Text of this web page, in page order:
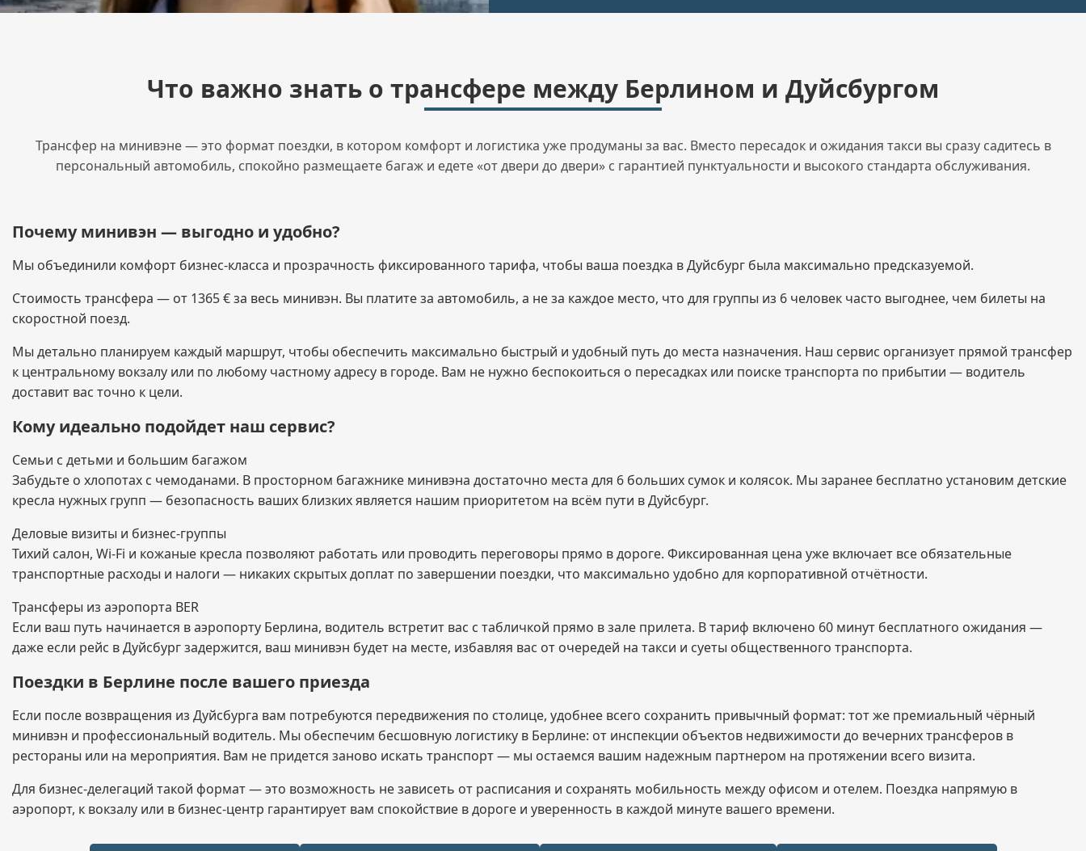
Что важно знать о трансфере между Берлином и Дуйсбургом
Трансфер на минивэне — это формат поездки, в котором комфорт и логистика уже продуманы за вас. Вместо пересадок и ожидания такси вы сразу садитесь в
персональный автомобиль, спокойно размещаете багаж и едете «от двери до двери» с гарантией пунктуальности и высокого стандарта обслуживания.
Почему минивэн — выгодно и удобно?
Мы объединили комфорт бизнес-класса и прозрачность фиксированного тарифа, чтобы ваша поездка в Дуйсбург была максимально предсказуемой.
Стоимость трансфера — от 1365 € за весь минивэн. Вы платите за автомобиль, а не за каждое место, что для группы из 6 человек часто выгоднее, чем билеты на
скоростной поезд.
Мы детально планируем каждый маршрут, чтобы обеспечить максимально быстрый и удобный путь до места назначения. Наш сервис организует прямой трансфер
к центральному вокзалу или по любому частному адресу в городе. Вам не нужно беспокоиться о пересадках или поиске транспорта по прибытии — водитель
доставит вас точно к цели.
Кому идеально подойдет наш сервис?
Семьи с детьми и большим багажом
Забудьте о хлопотах с чемоданами. В просторном багажнике минивэна достаточно места для 6 больших сумок и колясок. Мы заранее бесплатно установим детские
кресла нужных групп — безопасность ваших близких является нашим приоритетом на всём пути в Дуйсбург.
Деловые визиты и бизнес-группы
Тихий салон, Wi-Fi и кожаные кресла позволяют работать или проводить переговоры прямо в дороге. Фиксированная цена уже включает все обязательные
транспортные расходы и налоги — никаких скрытых доплат по завершении поездки, что максимально удобно для корпоративной отчётности.
Трансферы из аэропорта BER
Если ваш путь начинается в аэропорту Берлина, водитель встретит вас с табличкой прямо в зале прилета. В тариф включено 60 минут бесплатного ожидания —
даже если рейс в Дуйсбург задержится, ваш минивэн будет на месте, избавляя вас от очередей на такси и суеты общественного транспорта.
Поездки в Берлине после вашего приезда
Если после возвращения из Дуйсбурга вам потребуются передвижения по столице, удобнее всего сохранить привычный формат: тот же премиальный чёрный
минивэн и профессиональный водитель. Мы обеспечим бесшовную логистику в Берлине: от инспекции объектов недвижимости до вечерних трансферов в
рестораны или на мероприятия. Вам не придется заново искать транспорт — мы остаемся вашим надежным партнером на протяжении всего визита.
Для бизнес-делегаций такой формат — это возможность не зависеть от расписания и сохранять мобильность между офисом и отелем. Поездка напрямую в
аэропорт, к вокзалу или в бизнес-центр гарантирует вам спокойствие в дороге и уверенность в каждой минуте вашего времени.